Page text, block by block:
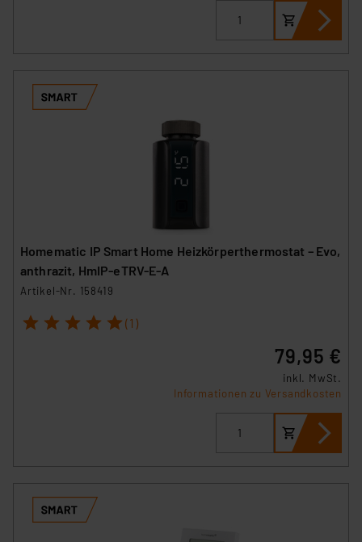
Homematic IP Smart Home Heizkörperthermostat – Evo,
anthrazit, HmIP-eTRV-E-A
Artikel-Nr. 158419
1 2 3 4 5 (1)
79,95 €
inkl. MwSt.
Informationen zu Versandkosten